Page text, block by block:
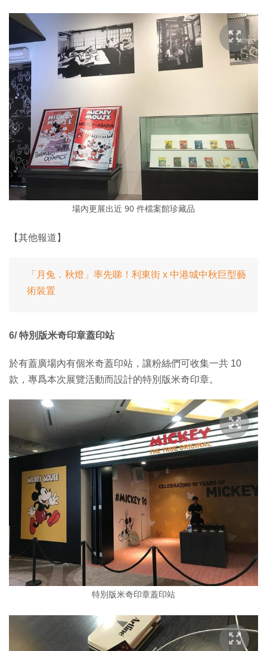
場內更展出近 90 件檔案館珍藏品
【其他報道】
「月兔．秋燈」率先睇！利東街 x 中港城中秋巨型藝
術裝置
6/ 特別版米奇印章蓋印站
於有蓋廣場內有個米奇蓋印站，讓粉絲們可收集一共 10
款，專爲本次展覽活動而設計的特別版米奇印章。
特別版米奇印章蓋印站